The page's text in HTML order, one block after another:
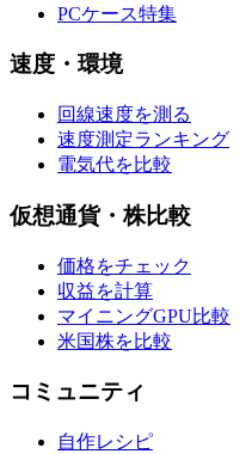
PCケース特集
速度・環境
回線速度を測る
速度測定ランキング
電気代を比較
仮想通貨・株比較
価格をチェック
収益を計算
マイニングGPU比較
米国株を比較
コミュニティ
自作レシピ